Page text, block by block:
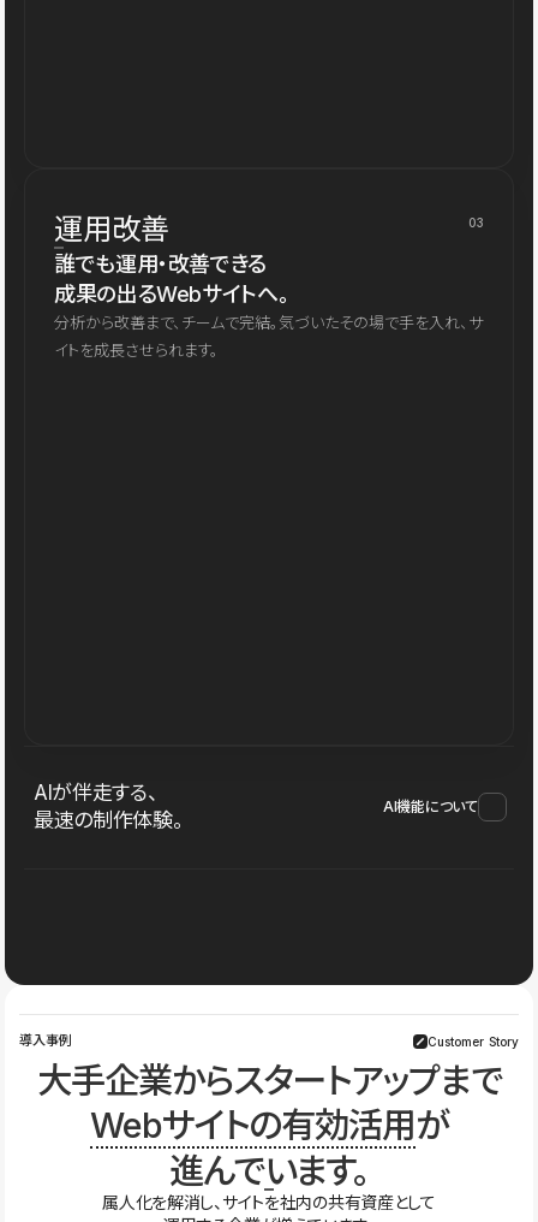
運用改善 03
誰でも運用・改善できる
成果の出るWebサイトへ。
分析から改善まで、チームで完結。気づいたその場で手を入れ、サ
イトを成長させられます。
AIが伴走する、
最速の制作体験。
AI機能について
導入事例 Customer Story
大手企業からスタートアップまで
Webサイトの有効活用が
進んでいます。
属人化を解消し、サイトを社内の共有資産として